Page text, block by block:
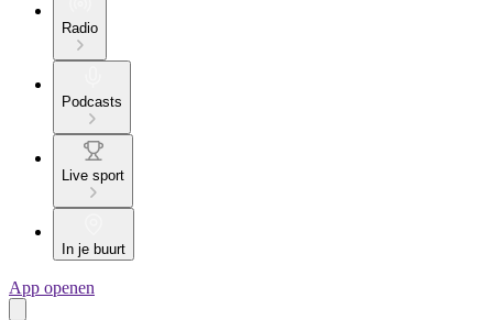
Radio
Podcasts
Live sport
In je buurt
App openen